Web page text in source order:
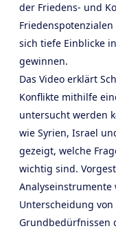
der Friedens- und
sich tiefe Einblicke
gewinnen.
Das Video erklärt
Konflikte mithilfe
untersucht werden
wie Syrien, Israel
gezeigt, welche
wichtig sind.
Analyseinstrumente
Unterscheidung
Grundbedürfnissen